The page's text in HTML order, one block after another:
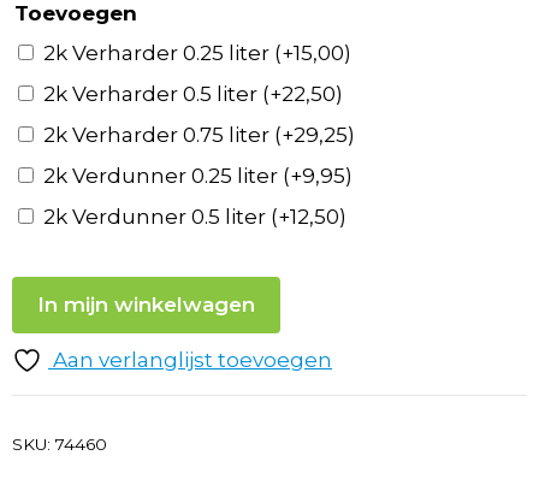
Toevoegen
2k Verharder 0.25 liter (+15,00)
2k Verharder 0.5 liter (+22,50)
2k Verharder 0.75 liter (+29,25)
2k Verdunner 0.25 liter (+9,95)
2k Verdunner 0.5 liter (+12,50)
In mijn winkelwagen
Aan verlanglijst toevoegen
SKU: 74460